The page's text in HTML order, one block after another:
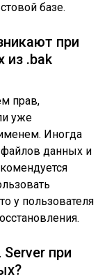
базе.
при
из .bak
прав,
уже
Иногда
данных и
у пользователя
при